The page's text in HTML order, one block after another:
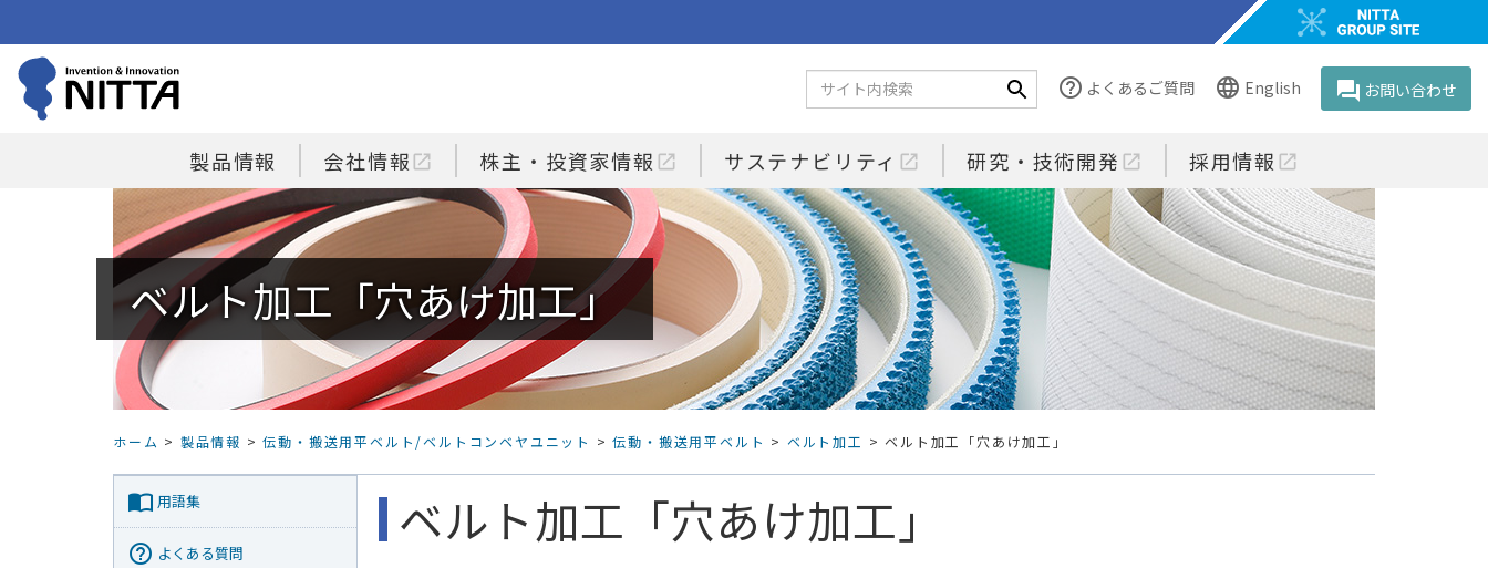
製品情報 会社情報 open_in_new 株主・投資家情報 open_in_new サステナビリティ open_in_new 研究・技術開発 open_in_new 採用情報 open_in_new
help_outline よくあるご質問 language English question_answer お問い合わせ
ベルト加工「穴あけ加工」
ホーム > 製品情報 >伝動・搬送用平ベルト/ベルトコンベヤユニット >伝動・搬送用平ベルト > ベルト加工 > ベルト加工「穴あけ加工」
import_contacts 用語集
help_outline よくある質問
ベルト加工「穴あけ加工」